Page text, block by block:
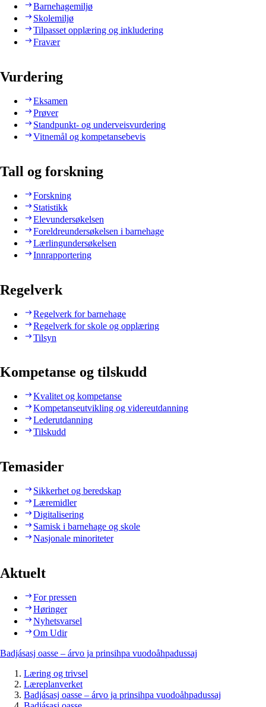
Barnehagemiljø
Skolemiljø
Tilpasset opplæring og inkludering
Fravær
Vurdering
Eksamen
Prøver
Standpunkt- og underveisvurdering
Vitnemål og kompetansebevis
Tall og forskning
Forskning
Statistikk
Elevundersøkelsen
Foreldreundersøkelsen i barnehage
Lærlingundersøkelsen
Innrapportering
Regelverk
Regelverk for barnehage
Regelverk for skole og opplæring
Tilsyn
Kompetanse og tilskudd
Kvalitet og kompetanse
Kompetanseutvikling og videreutdanning
Lederutdanning
Tilskudd
Temasider
Sikkerhet og beredskap
Læremidler
Digitalisering
Samisk i barnehage og skole
Nasjonale minoriteter
Aktuelt
For pressen
Høringer
Nyhetsvarsel
Om Udir
Badjásasj oasse – árvo ja prinsihpa vuodoåhpadussaj
Læring og trivsel
Læreplanverket
Badjásasj oasse – árvo ja prinsihpa vuodoåhpadussaj